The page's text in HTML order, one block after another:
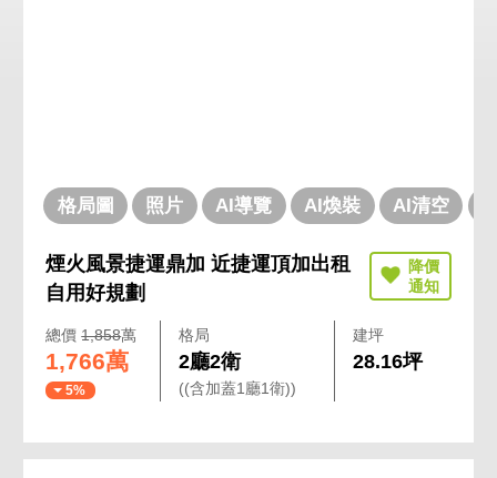
格局圖 照片 AI導覽 AI煥裝 AI清空
煙火風景捷運鼎加 近捷運頂加出租
自用好規劃
總價1,858萬
1,766萬
5%
格局
2廳2衛
((含加蓋1廳1衛))
建坪
28.16坪